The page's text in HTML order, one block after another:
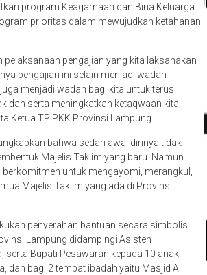
program Keagamaan dan Bina Keluarga
prioritas dalam mewujudkan ketahanan
pelaksanaan pengajian yang kita laksanakan
pengajian ini selain menjadi wadah
menjadi wadah bagi kita untuk terus
serta meningkatkan ketaqwaan kita
Ketua TP PKK Provinsi Lampung.
bahwa sedari awal dirinya tidak
Majelis Taklim yang baru. Namun
berkomitmen untuk mengayomi, merangkul,
Majelis Taklim yang ada di Provinsi
penyerahan bantuan secara simbolis
Lampung didampingi Asisten
serta Bupati Pesawaran kepada 10 anak
dan bagi 2 tempat ibadah yaitu Masjid Al